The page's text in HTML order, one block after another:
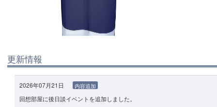
更新情報
2026年07月21日 内容追加
回想部屋に後日談イベントを追加しました。